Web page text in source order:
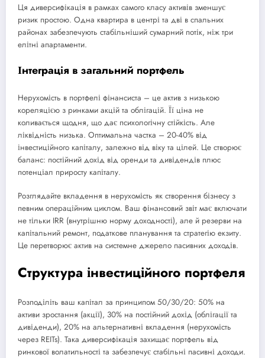
Ця диверсифікація в рамках самого класу активів зменшує
ризик простою. Одна квартира в центрі та дві в спальних
районах забезпечують стабільніший сумарний потік, ніж три
елітні апартаменти.
Інтеграція в загальний портфель
Нерухомість в портфелі фінансиста – це актив з низькою
кореляцією з ринками акцій та облігацій. Її ціна не
коливається щодня, що дає психологічну стійкість. Але
ліквідність низька. Оптимальна частка – 20-40% від
інвестиційного капіталу, залежно від віку та цілей. Це створює
баланс: постійний дохід від оренди та дивідендів плюс
потенціал приросту капіталу.
Розглядайте вкладення в нерухомість як створення бізнесу з
певним операційним циклом. Ваш фінансовий звіт має включати
не тільки IRR (внутрішню норму доходності), але й резерви на
капітальний ремонт, податкове планування та стратегію екзиту.
Це перетворює актив на системне джерело пасивних доходів.
Структура інвестиційного портфеля
Розподіліть ваш капітал за принципом 50/30/20: 50% на
активи зростання (акції), 30% на постійний дохід (облігації та
дивіденди), 20% на альтернативні вкладення (нерухомість
через REITs). Така диверсифікація захищає портфель від
ринкової волатильності та забезпечує стабільні пасивні доходи.